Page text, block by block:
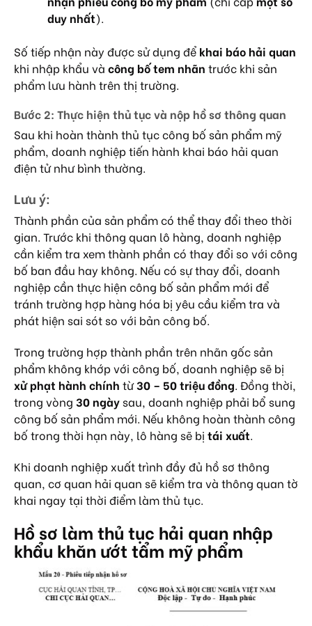
duy nhất).
Số tiếp nhận này được sử dụng để khai báo hải quan
khi nhập khẩu và công bố tem nhãn trước khi sản
phẩm lưu hành trên thị trường.
Bước 2: Thực hiện thủ tục và nộp hồ sơ thông quan
Sau khi hoàn thành thủ tục công bố sản phẩm mỹ
phẩm, doanh nghiệp tiến hành khai báo hải quan
điện tử như bình thường.
Lưu ý:
Thành phần của sản phẩm có thể thay đổi theo thời
gian. Trước khi thông quan lô hàng, doanh nghiệp
cần kiểm tra xem thành phần có thay đổi so với công
bố ban đầu hay không. Nếu có sự thay đổi, doanh
nghiệp cần thực hiện công bố sản phẩm mới để
tránh trường hợp hàng hóa bị yêu cầu kiểm tra và
phát hiện sai sót so với bản công bố.
Trong trường hợp thành phần trên nhãn gốc sản
phẩm không khớp với công bố, doanh nghiệp sẽ bị
xử phạt hành chính từ30 – 50 triệu đồng. Đồng thời,
trong vòng 30 ngàysau, doanh nghiệp phải bổ sung
công bố sản phẩm mới. Nếu không hoàn thành công
bố trong thời hạn này, lô hàng sẽ bị tái xuất.
Khi doanh nghiệp xuất trình đầy đủ hồ sơ thông
quan, cơ quan hải quan sẽ kiểm tra và thông quan tờ
khai ngay tại thời điểm làm thủ tục.
Hồ sơ làm thủ tục hải quan nhập
khẩu khăn ướt tẩm mỹ phẩm